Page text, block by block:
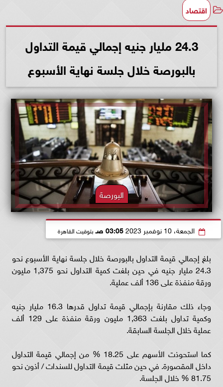
اقتصاد
24.3 مليار جنيه إجمالي قيمة التداول
بالبورصة خلال جلسة نهاية الأسبوع
البورصة
الجمعة، 10 نوفمبر 2023 03:05 صـ بتوقيت القاهرة
بلغ إجمالي قيمة التداول بالبورصة خلال جلسة نهاية الأسبوع نحو
24.3 مليار جنيه في حين بلغت كمية التداول نحو 1,375 مليون
ورقة منفذة على 136 ألف عملية.
وجاء ذلك مقارنة بإجمالي قيمة تداول قدرها 16.3 مليار جنيه
وكمية تداول بلغت 1,363 مليون ورقة منفذة على 129 ألف
عملية خلال الجلسة السابقة.
كما استحوذت الأسهم على 18.25 % من إجمالي قيمة التداول
داخل المقصورة. في حين مثلت قيمة التداول للسندات / أذون نحو
81.75 % خلال الجلسة.